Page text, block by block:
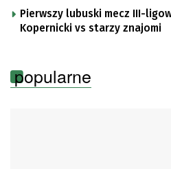
Pierwszy lubuski mecz III-
Kopernicki vs starzy znajomi
popularne